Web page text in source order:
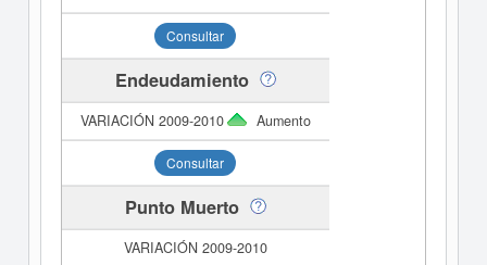
Consultar
Endeudamiento
Aumento
Consultar
Punto Muerto